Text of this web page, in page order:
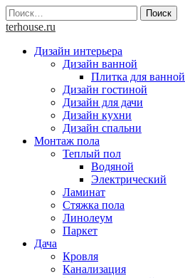
Skip
to
Найти:
terhouse.ru
Дизайн интерьера
Дизайн ванной
Плитка для ванной
Дизайн гостиной
Дизайн для дачи
Дизайн кухни
Дизайн спальни
Монтаж пола
Теплый пол
Водяной
Электрический
Ламинат
Стяжка пола
Линолеум
Паркет
Дача
Кровля
Канализация